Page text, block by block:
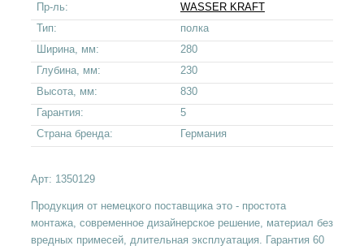
Пр-ль:
WASSER KRAFT
Тип:
полка
Ширина, мм:
280
Глубина, мм:
230
Высота, мм:
830
Гарантия:
5
Страна бренда:
Германия
Арт: 1350129
Продукция от немецкого поставщика это - простота
монтажа, современное дизайнерское решение, материал без
вредных примесей, длительная эксплуатация. Гарантия 60